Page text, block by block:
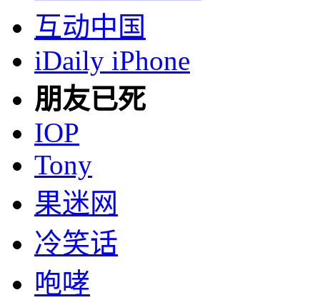
互动中国
iDaily iPhone
朋友已死
IOP
Tony
果迷网
冷笑话
咆哮